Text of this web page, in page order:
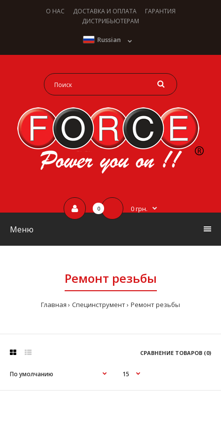
О НАС ДОСТАВКА И ОПЛАТА
ГАРАНТИЯ
ДИСТРИБЬЮТЕРАМ
Russian
0 0 грн.
Меню
Ремонт резьбы
Главная Специнструмент Ремонт резьбы
СРАВНЕНИЕ ТОВАРОВ (0)